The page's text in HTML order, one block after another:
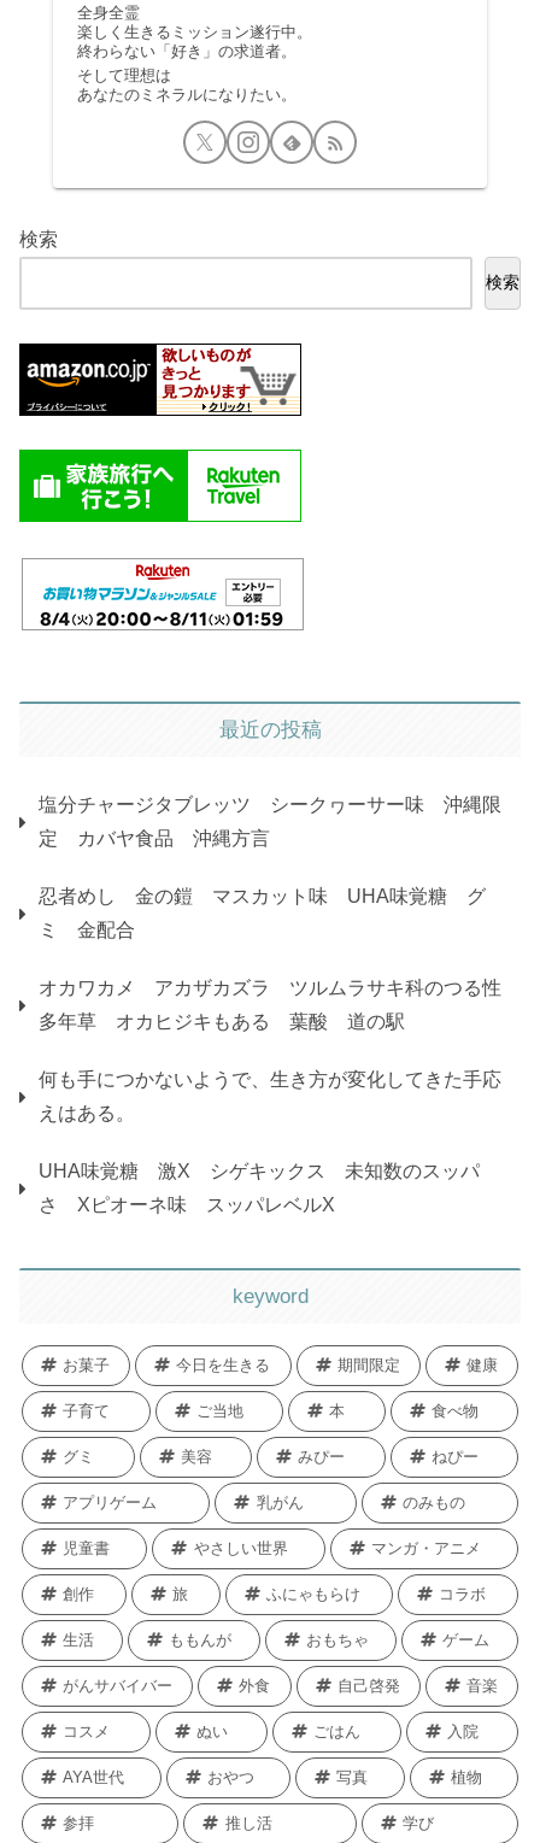
全身全霊
楽しく生きるミッション遂行中。
終わらない「好き」の求道者。
そして理想は
あなたのミネラルになりたい。
検索
検索
最近の投稿
塩分チャージタブレッツ シークヮーサー味 沖縄限
定 カバヤ食品 沖縄方言
忍者めし 金の鎧 マスカット味 UHA味覚糖 グ
ミ 金配合
オカワカメ アカザカズラ ツルムラサキ科のつる性
多年草 オカヒジキもある 葉酸 道の駅
何も手につかないようで、生き方が変化してきた手応
えはある。
UHA味覚糖 激X シゲキックス 未知数のスッパ
さ Xピオーネ味 スッパレベルX
keyword
お菓子 今日を生きる 期間限定 健康
子育て ご当地 本 食べ物
グミ 美容 みぴー ねぴー
アプリゲーム 乳がん のみもの
児童書 やさしい世界 マンガ・アニメ
創作 旅 ふにゃもらけ コラボ
生活 ももんが おもちゃ ゲーム
がんサバイバー 外食 自己啓発 音楽
コスメ ぬい ごはん 入院
AYA世代 おやつ 写真 植物
参拝 推し活 学び